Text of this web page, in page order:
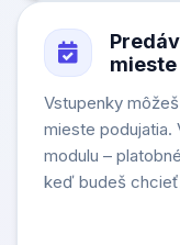
mieste
Vstupenky
mieste podujatia.
modulu –
keď budeš